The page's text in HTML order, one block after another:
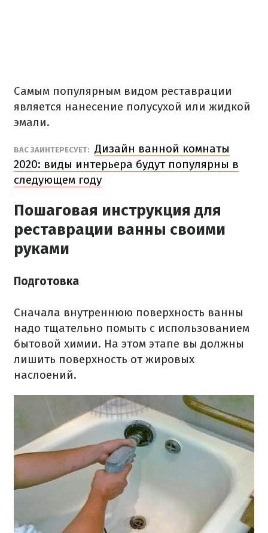
Самым популярным видом реставрации
является нанесение полусухой или жидкой
эмали.
ВАС ЗАИНТЕРЕСУЕТ: Дизайн ванной комнаты
2020: виды интерьера будут популярны в
следующем году
Пошаговая инструкция для
реставрации ванны своими
руками
Подготовка
Сначала внутреннюю поверхность ванны
надо тщательно помыть с использованием
бытовой химии. На этом этапе вы должны
лишить поверхность от жировых
наслоений.